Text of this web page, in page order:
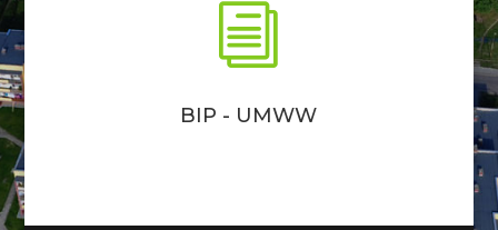
i
BIP - UMWW